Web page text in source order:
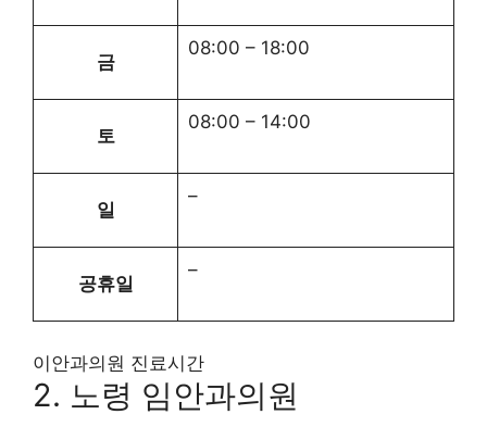
금
08:00 – 18:00
토
08:00 – 14:00
일
–
공휴일
–
이안과의원 진료시간
2. 노령 임안과의원